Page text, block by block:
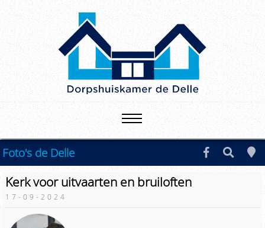
Foto's de Delle
Kerk voor uitvaarten en bruiloften
17-09-2024